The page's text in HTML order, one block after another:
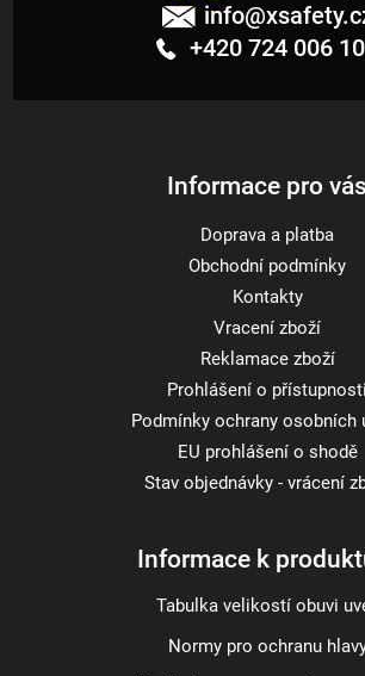
info@
+420 724 006
Informace pro vás
Doprava a platba
Obchodní podmínky
Kontakty
Vracení zboží
Reklamace zboží
Prohlášení o přístupnosti
Podmínky ochrany osobních
EU prohlášení o shodě
Stav objednávky - vrácení
Informace k
Tabulka velikostí obuvi
Normy pro ochranu